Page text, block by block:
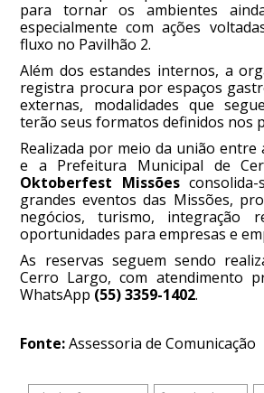
para tornar os ambientes
especialmente com ações
fluxo no Pavilhão 2.
Além dos estandes internos, a
registra procura por espaços
externas, modalidades que
terão seus formatos definidos nos
Realizada por meio da união entre
e a Prefeitura Municipal de
Oktoberfest Missõesconsolida-
grandes eventos das Missões,
negócios, turismo, integração
oportunidades para empresas e
As reservas seguem sendo
Cerro Largo, com atendimento
WhatsApp (55) 3359-1402.
Fonte:Assessoria de Comunicação